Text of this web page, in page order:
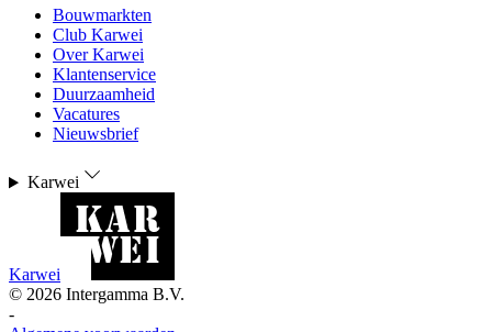
Bouwmarkten
Club Karwei
Over Karwei
Klantenservice
Duurzaamheid
Vacatures
Nieuwsbrief
Karwei
Karwei
© 2026 Intergamma B.V.
-